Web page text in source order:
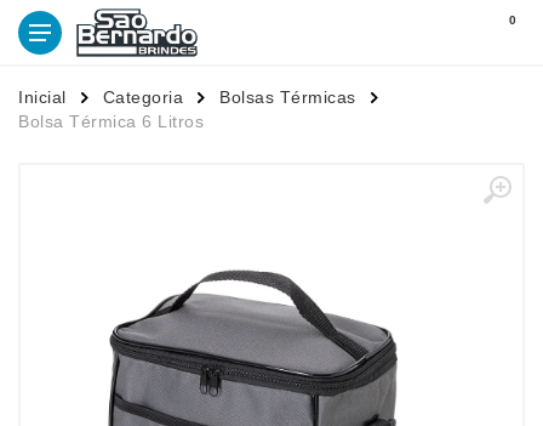
0
Inicial Categoria
Bolsas Térmicas
Bolsa Térmica 6 Litros